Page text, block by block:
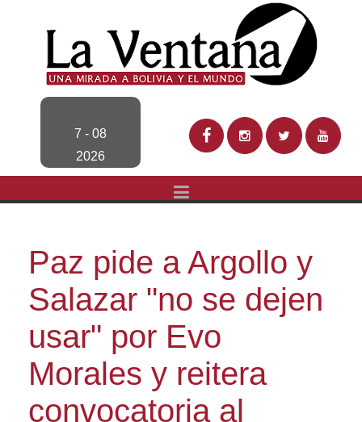
7 - 08
2026
Paz pide a Argollo y
Salazar "no se dejen
usar" por Evo
Morales y reitera
convocatoria al